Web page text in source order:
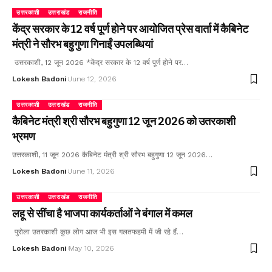
उत्तरकाशी उत्तराखंड राजनीति
केंद्र सरकार के 12 वर्ष पूर्ण होने पर आयोजित प्रेस वार्ता में कैबिनेट
मंत्री ने सौरभ बहुगुणा गिनाईं उपलब्धियां
उत्तरकाशी, 12 जून 2026 *केंद्र सरकार के 12 वर्ष पूर्ण होने पर…
Lokesh Badoni June 12, 2026
उत्तरकाशी उत्तराखंड राजनीति
कैबिनेट मंत्री श्री सौरभ बहुगुणा 12 जून 2026 को उतरकाशी
भ्रमण
उत्तरकाशी, 11 जून 2026 कैबिनेट मंत्री श्री सौरभ बहुगुणा 12 जून 2026…
Lokesh Badoni June 11, 2026
उत्तरकाशी उत्तराखंड राजनीति
लहू से सींचा है भाजपा कार्यकर्ताओं ने बंगाल में कमल
पुरोला उतरकाशी कुछ लोग आज भी इस गलतफहमी में जी रहे हैं…
Lokesh Badoni May 10, 2026